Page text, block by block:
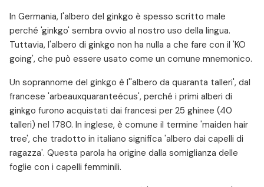
In Germania, l'albero del ginkgo è spesso scritto male
perché 'ginkgo' sembra ovvio al nostro uso della lingua.
Tuttavia, l'albero di ginkgo non ha nulla a che fare con il 'KO
going', che può essere usato come un comune mnemonico.
Un soprannome del ginkgo è l''albero da quaranta talleri', dal
francese 'arbeauxquaranteécus', perché i primi alberi di
ginkgo furono acquistati dai francesi per 25 ghinee (40
talleri) nel 1780. In inglese, è comune il termine 'maiden hair
tree', che tradotto in italiano significa 'albero dai capelli di
ragazza'. Questa parola ha origine dalla somiglianza delle
foglie con i capelli femminili.